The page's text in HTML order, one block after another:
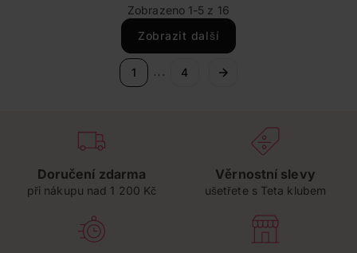
Zobrazeno 1-5 z 16
Zobrazit další
1 ... 4
Doručení zdarma
při nákupu nad 1 200 Kč
Věrnostní slevy
ušetřete s Teta klubem